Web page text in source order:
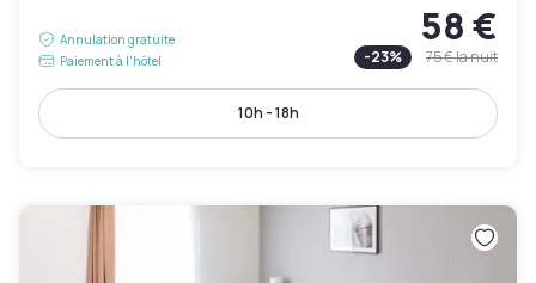
Annulation gratuite
Paiement à l'hôtel
58 €
-23% 75 €la nuit
10h - 18h